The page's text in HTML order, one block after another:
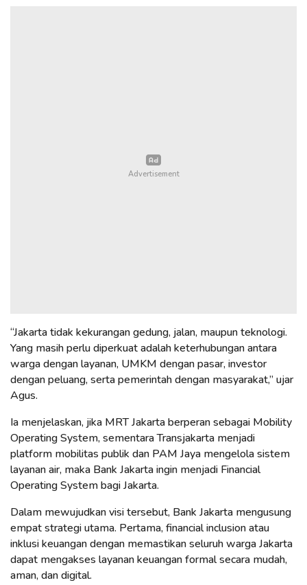
“Jakarta tidak kekurangan gedung, jalan, maupun teknologi.
Yang masih perlu diperkuat adalah keterhubungan antara
warga dengan layanan, UMKM dengan pasar, investor
dengan peluang, serta pemerintah dengan masyarakat,” ujar
Agus.
Ia menjelaskan, jika MRT Jakarta berperan sebagai Mobility
Operating System, sementara Transjakarta menjadi
platform mobilitas publik dan PAM Jaya mengelola sistem
layanan air, maka Bank Jakarta ingin menjadi Financial
Operating System bagi Jakarta.
Dalam mewujudkan visi tersebut, Bank Jakarta mengusung
empat strategi utama. Pertama, financial inclusion atau
inklusi keuangan dengan memastikan seluruh warga Jakarta
dapat mengakses layanan keuangan formal secara mudah,
aman, dan digital.